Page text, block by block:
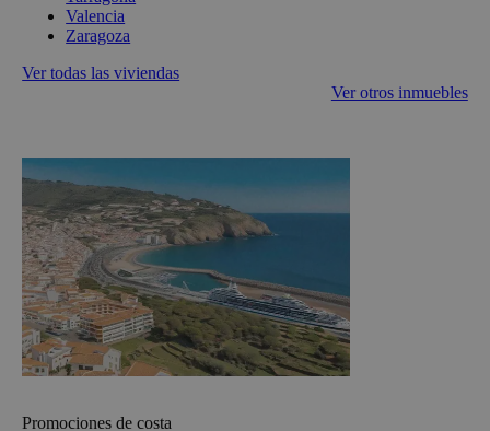
Valencia
Zaragoza
Ver todas las viviendas
Ver otros inmuebles
Promociones de costa